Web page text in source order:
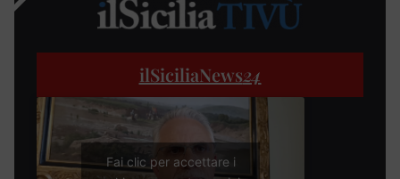
ilSiciliaNews24
Fai clic per accettare i